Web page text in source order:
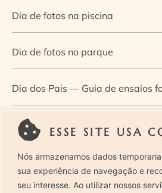
ESSE SITE USA
Nós armazenamos dados
sua experiência de navegação e
seu interesse. Ao utilizar nossos
Dia de fotos na piscina
Dia de fotos no parque
Dia dos Pais — Guia de ensaios
Dia Mundial da Infância: como a
construir a memória e a
Diário de uma grávida e sua